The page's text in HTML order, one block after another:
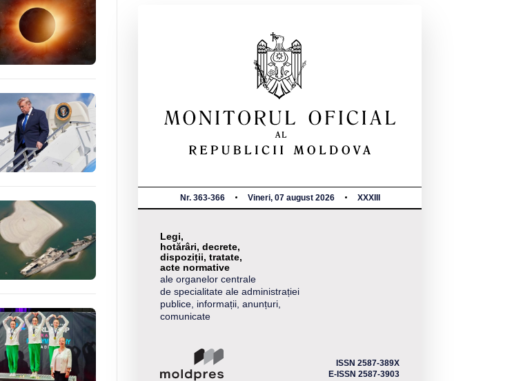
Nr. 363-366 Vineri, 07 august 2026 XXXIII
Legi,
hotărâri, decrete,
dispoziții, tratate,
acte normative
ale organelor centrale
de specialitate ale administrației
publice, informații, anunțuri,
comunicate
ISSN 2587-389X
E-ISSN 2587-3903